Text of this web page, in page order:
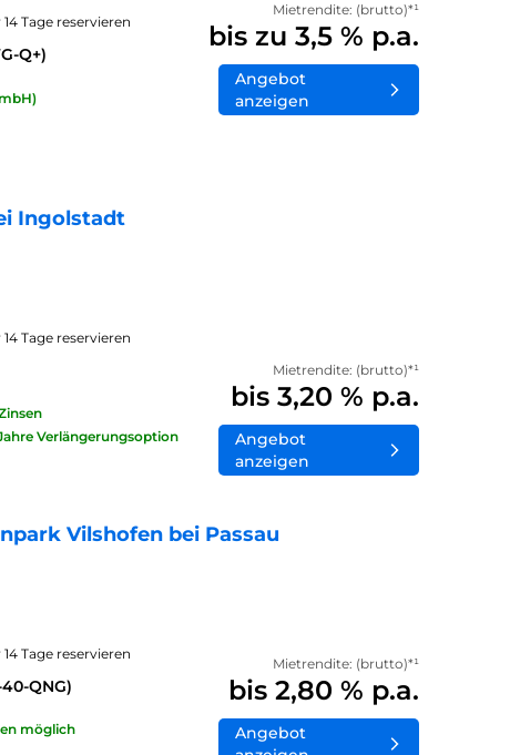
Tage reservieren
Q+)
Mietrendite: (brutto)*¹
bis zu 3,5 % p.a.
Angebot
anzeigen
Ingolstadt
Tage reservieren
Verlängerungsoption
Mietrendite: (brutto)*¹
bis 3,20 % p.a.
Angebot
anzeigen
Vilshofen bei Passau
Tage reservieren
QNG)
möglich
Mietrendite: (brutto)*¹
bis 2,80 % p.a.
Angebot